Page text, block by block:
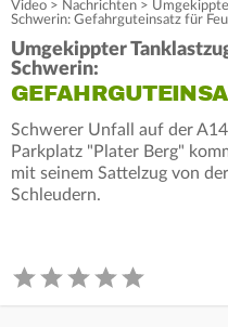
Video > Nachrichten >
Schwerin: Gefahrguteinsatz für
Umgekippter
Schwerin:
Schwerer Unfall auf der
Parkplatz "Plater Berg"
mit seinem Sattelzug von
Schleudern.